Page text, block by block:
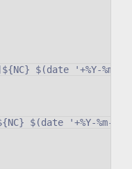
$(date '+%Y-%m-
$(date '+%Y-%m-%d